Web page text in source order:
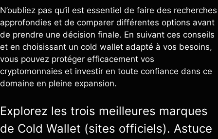
N’oubliez pas qu’il est essentiel de faire des recherches
approfondies et de comparer différentes options avant
de prendre une décision finale. En suivant ces conseils
et en choisissant un cold wallet adapté à vos besoins,
vous pouvez protéger efficacement vos
cryptomonnaies et investir en toute confiance dans ce
domaine en pleine expansion.
Explorez les trois meilleures marques
de Cold Wallet (sites officiels). Astuce